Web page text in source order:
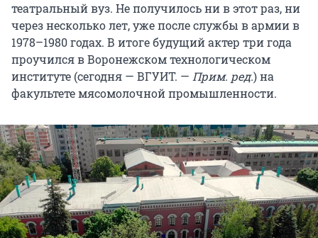
театральный вуз. Не получилось ни в этот раз, ни
через несколько лет, уже после службы в армии в
1978–1980 годах. В итоге будущий актер три года
проучился в Воронежском технологическом
институте (сегодня — ВГУИТ. — Прим. ред.) на
факультете мясомолочной промышленности.